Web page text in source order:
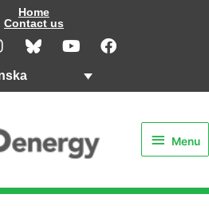
Home
Contact us
Y
o
e
F
a
Menu